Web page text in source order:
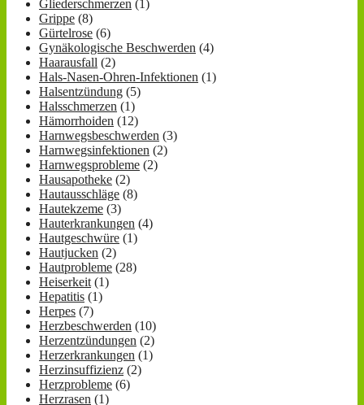
Gliederschmerzen (1)
Grippe (8)
Gürtelrose (6)
Gynäkologische Beschwerden (4)
Haarausfall (2)
Hals-Nasen-Ohren-Infektionen (1)
Halsentzündung (5)
Halsschmerzen (1)
Hämorrhoiden (12)
Harnwegsbeschwerden (3)
Harnwegsinfektionen (2)
Harnwegsprobleme (2)
Hausapotheke (2)
Hautausschläge (8)
Hautekzeme (3)
Hauterkrankungen (4)
Hautgeschwüre (1)
Hautjucken (2)
Hautprobleme (28)
Heiserkeit (1)
Hepatitis (1)
Herpes (7)
Herzbeschwerden (10)
Herzentzündungen (2)
Herzerkrankungen (1)
Herzinsuffizienz (2)
Herzprobleme (6)
Herzrasen (1)